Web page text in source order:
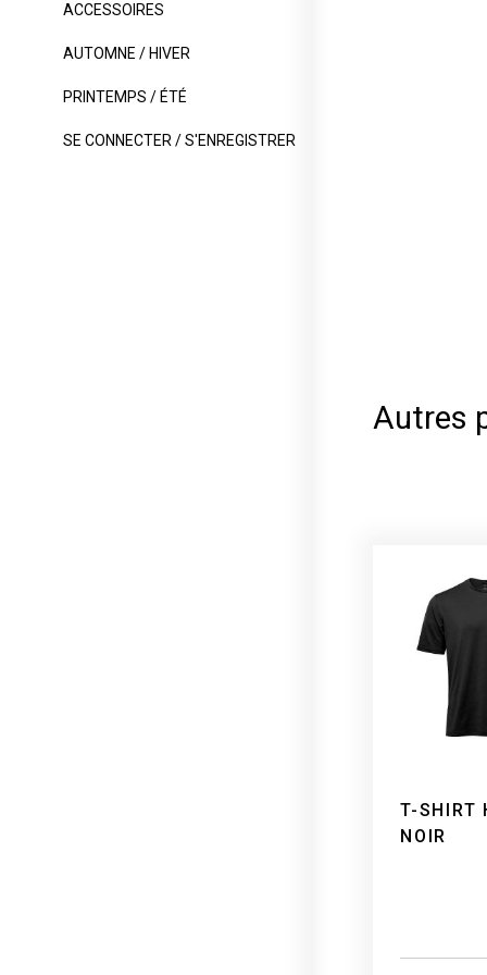
Autres
T-SHIRT
NOIR
ACCESSOIRES
AUTOMNE / HIVER
PRINTEMPS / ÉTÉ
SE CONNECTER / S'ENREGISTRER